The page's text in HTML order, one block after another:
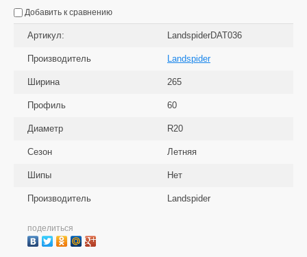
Добавить к сравнению
Артикул: LandspiderDAT036
Производитель Landspider
Ширина 265
Профиль 60
Диаметр R20
Сезон Летняя
Шипы Нет
Производитель Landspider
поделиться